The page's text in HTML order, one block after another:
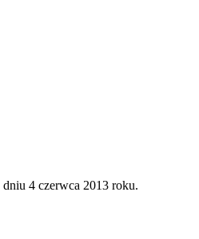
4 czerwca 2013 roku.